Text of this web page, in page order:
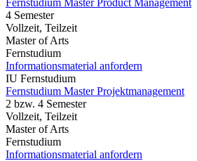
Fernstudium Master Product Management
4 Semester
Vollzeit, Teilzeit
Master of Arts
Fernstudium
Informationsmaterial anfordern
IU Fernstudium
Fernstudium Master Projektmanagement
2 bzw. 4 Semester
Vollzeit, Teilzeit
Master of Arts
Fernstudium
Informationsmaterial anfordern